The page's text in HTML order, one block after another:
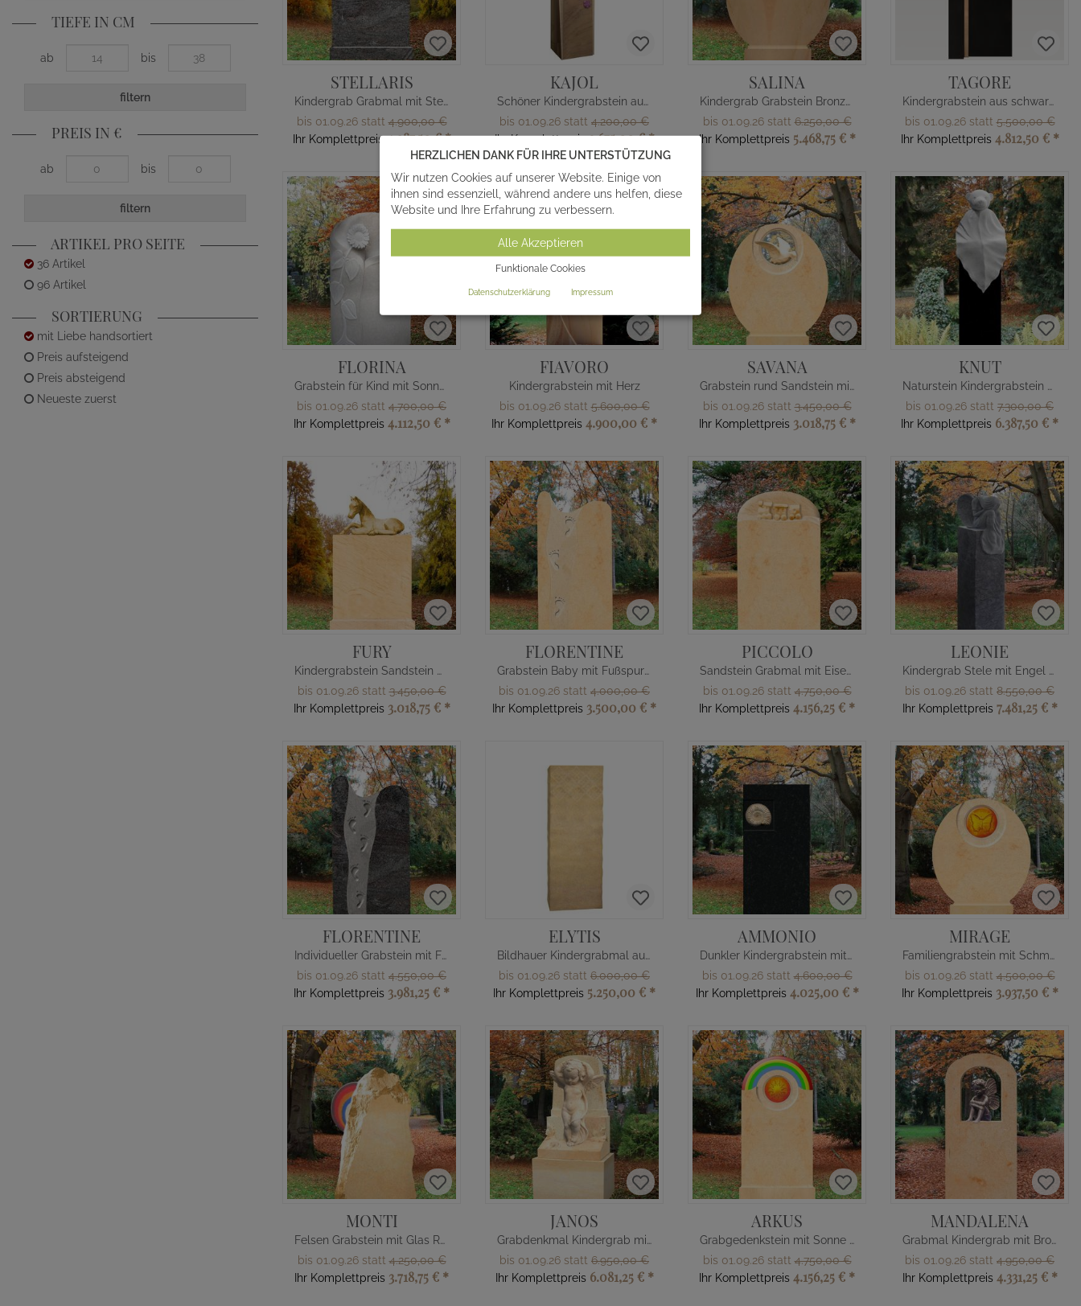
STELLARIS
Kindergrab Grabmal mit Sternen
bis 01.09.26 statt4.900,00 €
Ihr Komplettpreis 4.287,50 €*
KAJOL
Schöner Kindergrabstein aus Quarzit mit rosa Blumen & Schmetterling
bis 01.09.26 statt 4.200,00 €
Ihr Komplettpreis 3.675,00 €*
SALINA
Kindergrab Grabstein Bronze Elfe
bis 01.09.26 statt6.250,00 €
Ihr Komplettpreis 5.468,75 € *
TAGORE
Kindergrabstein aus schwarzem Granit mit Bronze Ornament
bis 01.09.26 statt5.500,00 €
Ihr Komplettpreis 4.812,50 € *
FLORINA
Grabstein für Kind mit Sonnenblume
bis 01.09.26 statt 4.700,00 €
Ihr Komplettpreis 4.112,50 € *
FIAVORO
Kindergrabstein mit Herz
bis 01.09.26 statt5.600,00 €
Ihr Komplettpreis 4.900,00 € *
SAVANA
Grabstein rund Sandstein mit Vogel
bis 01.09.26 statt3.450,00 €
Ihr Komplettpreis 3.018,75 € *
KNUT
Naturstein Kindergrabstein mit Teddy Figur
bis 01.09.26 statt 7.300,00 €
Ihr Komplettpreis 6.387,50 € *
FURY
Kindergrabstein Sandstein mit Pferd
bis 01.09.26 statt3.450,00 €
Ihr Komplettpreis 3.018,75 € *
FLORENTINE
Grabstein Baby mit Fußspuren
bis 01.09.26 statt 4.000,00 €
Ihr Komplettpreis 3.500,00 € *
PICCOLO
Sandstein Grabmal mit Eisenbahn
bis 01.09.26 statt4.750,00 €
Ihr Komplettpreis 4.156,25 € *
LEONIE
Kindergrab Stele mit Engel Figur
bis 01.09.26 statt 8.550,00 €
Ihr Komplettpreis 7.481,25 € *
FLORENTINE
Individueller Grabstein mit Fußabdruck
bis 01.09.26 statt 4.550,00 €
Ihr Komplettpreis 3.981,25 € *
ELYTIS
Bildhauer Kindergrabmal aus Kalkstein mit Gravur
bis 01.09.26 statt 6.000,00 €
Ihr Komplettpreis 5.250,00 € *
AMMONIO
Dunkler Kindergrabstein mit Ammonit
bis 01.09.26 statt4.600,00 €
Ihr Komplettpreis 4.025,00 € *
MIRAGE
Familiengrabstein mit Schmetterling
bis 01.09.26 statt4.500,00 €
Ihr Komplettpreis 3.937,50 € *
MONTI
Felsen Grabstein mit Glas Regenbogen
bis 01.09.26 statt4.250,00 €
Ihr Komplettpreis 3.718,75 € *
JANOS
Grabdenkmal Kindergrab mit Engel
bis 01.09.26 statt 6.950,00 €
Ihr Komplettpreis 6.081,25 € *
ARKUS
Grabgedenkstein mit Sonne & Regenbogen
bis 01.09.26 statt4.750,00 €
Ihr Komplettpreis 4.156,25 € *
MANDALENA
Grabmal Kindergrab mit Bronze Elfe
bis 01.09.26 statt 4.950,00 €
Ihr Komplettpreis 4.331,25 € *
TIEFE IN CM
ab bis
filtern
PREIS IN €
ab bis
filtern
ARTIKEL PRO SEITE
36 Artikel
96 Artikel
SORTIERUNG
mit Liebe handsortiert
Preis aufsteigend
Preis absteigend
Neueste zuerst
HERZLICHEN DANK FÜR IHRE UNTERSTÜTZUNG
Wir nutzen Cookies auf unserer Website. Einige von
ihnen sind essenziell, während andere uns helfen, diese
Website und Ihre Erfahrung zu verbessern.
Alle Akzeptieren
Funktionale Cookies
Datenschutzerklärung Impressum